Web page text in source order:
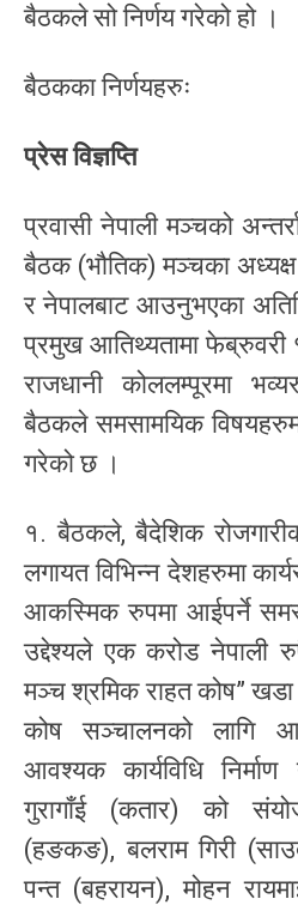
बैठकले सो निर्णय गरेको हो ।
बैठकका निर्णयहरुः
प्रेस विज्ञप्ति
प्रवासी नेपाली मञ्चको
बैठक (भौतिक) मञ्चका
र नेपालबाट आउनुभएका
प्रमुख आतिथ्यतामा
राजधानी कोललम्पूरमा
बैठकले समसामयिक
गरेको छ ।
१. बैठकले, बैदेशिक
लगायत विभिन्न देशहरुमा
आकस्मिक रुपमा आईपर्ने
उद्देश्यले एक करोड नेपाली
मञ्च श्रमिक राहत कोष” खडा
कोष सञ्चालनको लागि
आवश्यक कार्यविधि
गुरागाँई (कतार) को
(हङकङ), बलराम गिरी
पन्त (बहरायन), मोहन